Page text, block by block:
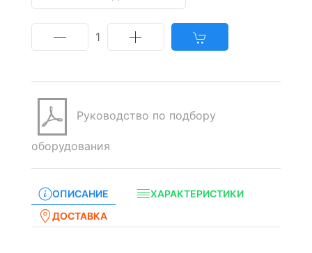
1
Руководство по подбору
оборудования
ОПИСАНИЕ
ХАРАКТЕРИСТИКИ
ДОСТАВКА